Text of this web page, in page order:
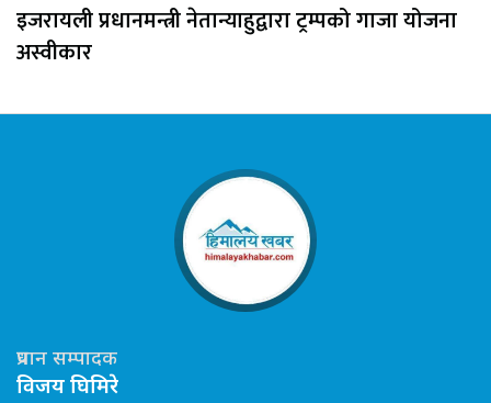
इजरायली प्रधानमन्त्री नेतान्याहुद्वारा ट्रम्पको गाजा योजना
अस्वीकार
प्रधान सम्पादक
विजय घिमिरे